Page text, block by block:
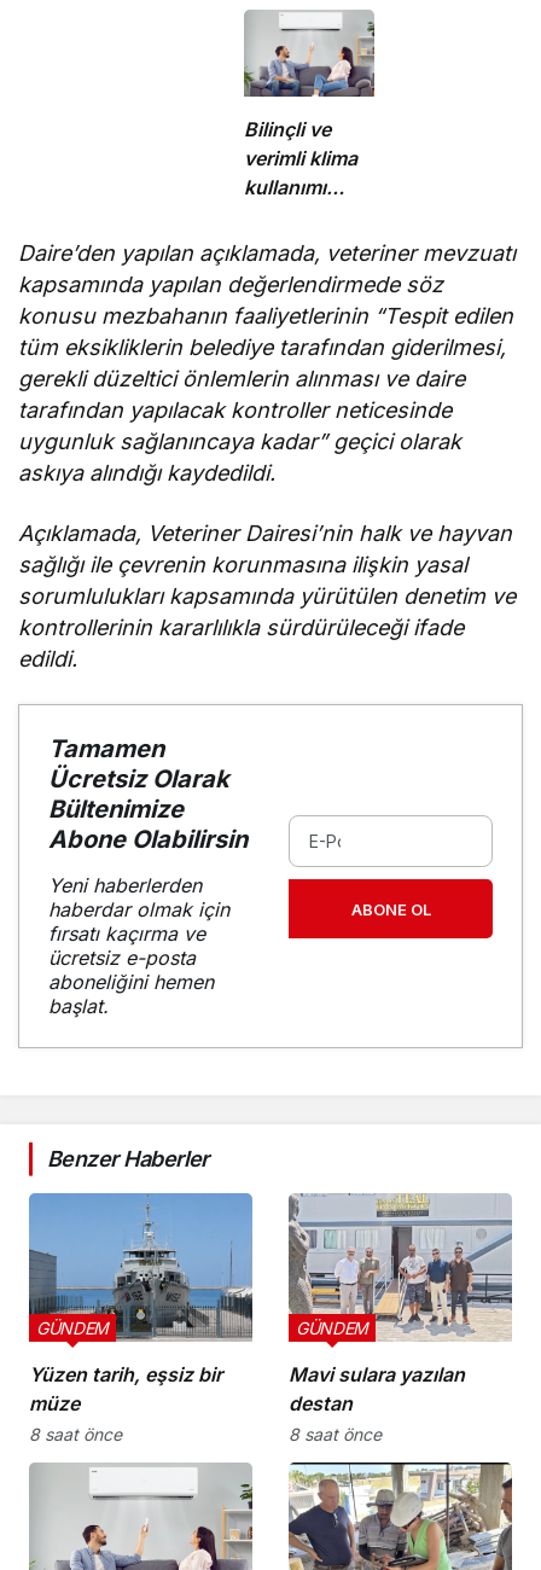
Bilinçli ve
verimli klima
kullanımı
tüketimini
azaltıyor
Daire’den yapılan açıklamada, veteriner mevzuatı
kapsamında yapılan değerlendirmede söz
konusu mezbahanın faaliyetlerinin “Tespit edilen
tüm eksikliklerin belediye tarafından giderilmesi,
gerekli düzeltici önlemlerin alınması ve daire
tarafından yapılacak kontroller neticesinde
uygunluk sağlanıncaya kadar” geçici olarak
askıya alındığı kaydedildi.
Açıklamada, Veteriner Dairesi’nin halk ve hayvan
sağlığı ile çevrenin korunmasına ilişkin yasal
sorumlulukları kapsamında yürütülen denetim ve
kontrollerinin kararlılıkla sürdürüleceği ifade
edildi.
Tamamen
Ücretsiz Olarak
Bültenimize
Abone Olabilirsin
Yeni haberlerden
haberdar olmak için
fırsatı kaçırma ve
ücretsiz e-posta
aboneliğini hemen
başlat.
ABONE OL
Benzer Haberler
Yüzen tarih, eşsiz bir
müze
GÜNDEM
8 saat önce
Mavi sulara yazılan
destan
GÜNDEM
8 saat önce